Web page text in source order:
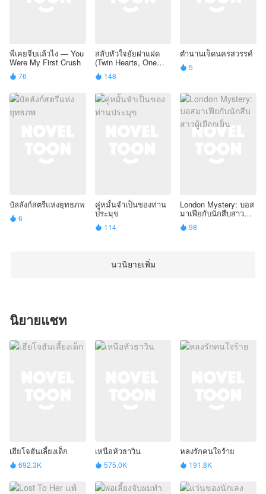
พี่เคยจีบแล้วไง — You
Were My First Crush
 76
สลับหัวใจยัยฝาแฝด
(Twin Hearts, One
Confusion)
 148
ตำนานเจ็ดนครสวรรค์
 5
บัลลังก์สตรีแห่งยุทธภพ
 6
คู่หมั้นจำเป็นของท่าน
ประมุข
 114
London Mystery: บอส
มาเฟียกับนักสืบสาวผู้
เยือกเย็น
 98
นวนิยายเพิ่ม
นิยายแชท
เฮียโจฮันเลี้ยงเด็ก
 692.3K
เหนือหัวธาวิน
 575.0K
หลงรักคนใจร้าย
 191.8K